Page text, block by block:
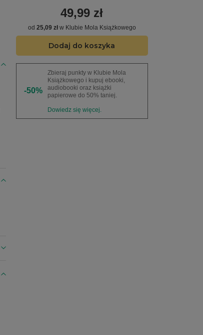
49,99 zł
od 25,09 złw Klubie Mola Książkowego
Dodaj do koszyka
-50%
Zbieraj punkty w Klubie Mola
Książkowego i kupuj ebooki,
audiobooki oraz książki
papierowe do 50% taniej.
Dowiedz się więcej.